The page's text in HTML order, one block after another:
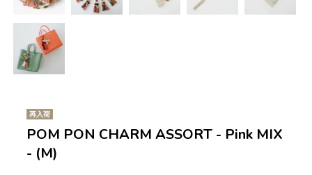
再入荷
POM PON CHARM ASSORT - Pink MIX
- (M)